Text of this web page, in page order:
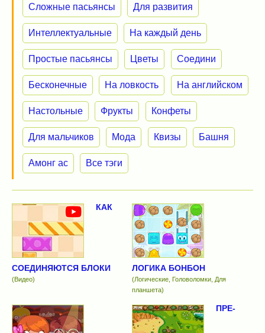
Сложные пасьянсы Для развития
Интеллектуальные На каждый день
Простые пасьянсы Цветы Соедини
Бесконечные На ловкость На английском
Настольные Фрукты Конфеты
Для мальчиков Мода Квизы Башня
Амонг ас Все тэги
КАК
СОЕДИНЯЮТСЯ БЛОКИ
(Видео)
ЛОГИКА БОНБОН
(Логические, Головоломки, Для
планшета)
ПРЕ-